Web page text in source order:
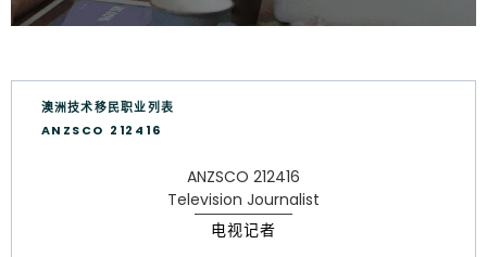
澳洲技术移民职业列表
ANZSCO 212416
ANZSCO 212416
Television Journalist
电视记者